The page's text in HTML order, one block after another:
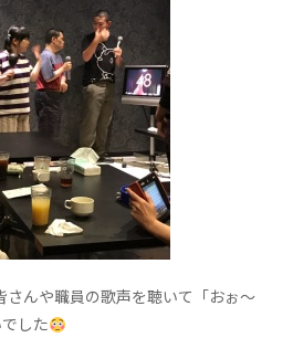
さんや職員の歌声を聴いて「おぉ～
した